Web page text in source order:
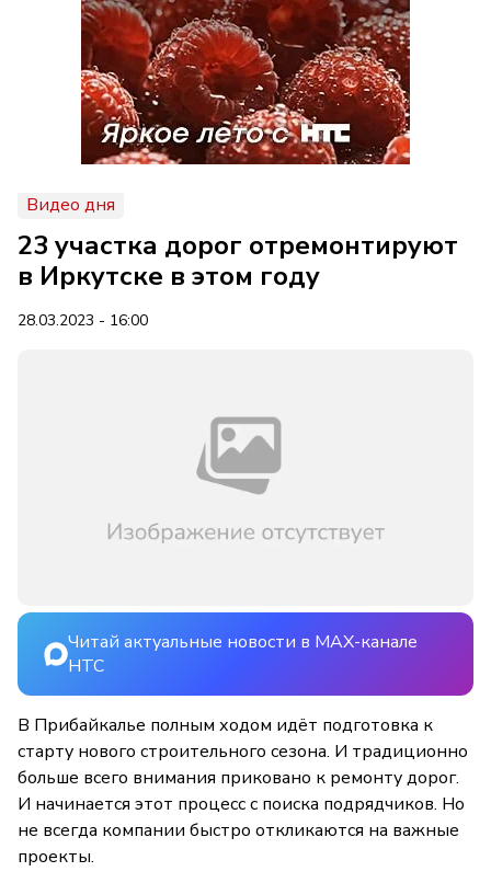
Видео дня
23 участка дорог отремонтируют
в Иркутске в этом году
28.03.2023 - 16:00
Читай актуальные новости в MAX-канале
НТС
В Прибайкалье полным ходом идёт подготовка к
старту нового строительного сезона. И традиционно
больше всего внимания приковано к ремонту дорог.
И начинается этот процесс с поиска подрядчиков. Но
не всегда компании быстро откликаются на важные
проекты.